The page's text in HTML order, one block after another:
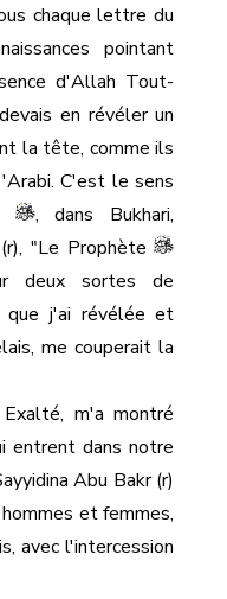
chaque lettre du
pointant
d'Allah Tout-
en révéler un
la tête, comme ils
C'est le sens
, dans Bukhari,
"Le Prophète
deux sortes de
que j'ai révélée et
me couperait la
m'a montré
entrent dans notre
Abu Bakr (r)
et femmes,
avec l'intercession